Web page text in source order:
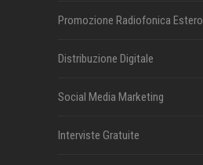
Promozione Radiofonica Estero
Distribuzione Digitale
Social Media Marketing
Interviste Gratuite